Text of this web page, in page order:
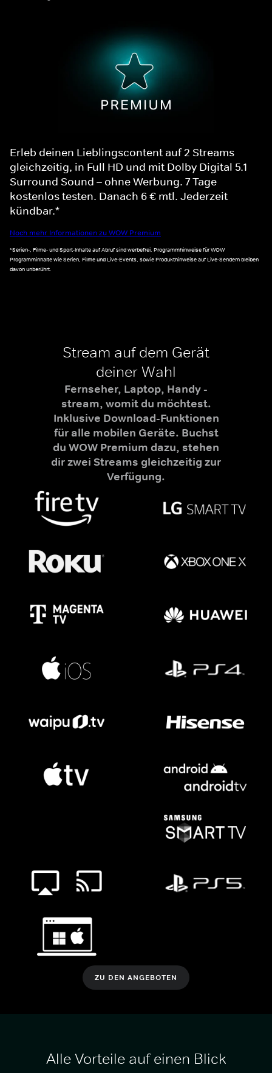
Erleb deinen Lieblingscontent auf 2 Streams
gleichzeitig, in Full HD und mit Dolby Digital 5.1
Surround Sound – ohne Werbung. 7 Tage
kostenlos testen. Danach 6 € mtl. Jederzeit
kündbar.*
Noch mehr Informationen zu WOW Premium
*Serien-, Filme- und Sport-Inhalte auf Abruf sind werbefrei. Programmhinweise für WOW
Programminhalte wie Serien, Filme und Live-Events, sowie Produkthinweise auf Live-Sendern bleiben
davon unberührt.
Stream auf dem Gerät
deiner Wahl
Fernseher, Laptop, Handy -
stream, womit du möchtest.
Inklusive Download-Funktionen
für alle mobilen Geräte. Buchst
du WOW Premium dazu, stehen
dir zwei Streams gleichzeitig zur
Verfügung.
ZU DEN ANGEBOTEN
Alle Vorteile auf einen Blick